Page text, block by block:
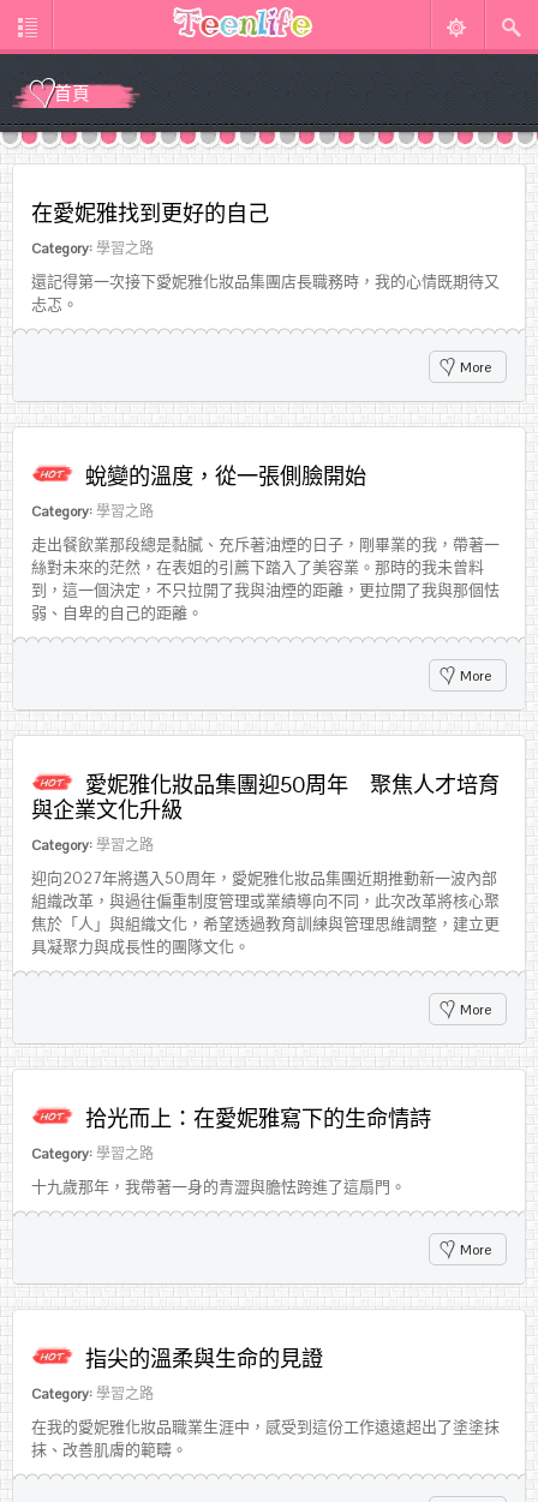
首頁
在愛妮雅找到更好的自己
Category: 學習之路
還記得第一次接下愛妮雅化妝品集團店長職務時，我的心情既期待又
忐忑。
More
蛻變的溫度，從一張側臉開始
Category: 學習之路
走出餐飲業那段總是黏膩、充斥著油煙的日子，剛畢業的我，帶著一
絲對未來的茫然，在表姐的引薦下踏入了美容業。那時的我未曾料
到，這一個決定，不只拉開了我與油煙的距離，更拉開了我與那個怯
弱、自卑的自己的距離。
More
愛妮雅化妝品集團迎50周年 聚焦人才培育
與企業文化升級
Category: 學習之路
迎向2027年將邁入50周年，愛妮雅化妝品集團近期推動新一波內部
組織改革，與過往偏重制度管理或業績導向不同，此次改革將核心聚
焦於「人」與組織文化，希望透過教育訓練與管理思維調整，建立更
具凝聚力與成長性的團隊文化。
More
拾光而上：在愛妮雅寫下的生命情詩
Category: 學習之路
十九歲那年，我帶著一身的青澀與膽怯跨進了這扇門。
More
指尖的溫柔與生命的見證
Category: 學習之路
在我的愛妮雅化妝品職業生涯中，感受到這份工作遠遠超出了塗塗抹
抹、改善肌膚的範疇。